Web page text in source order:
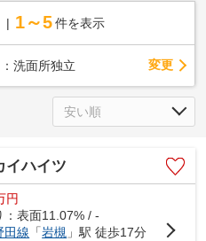
1～5 件を表示
洗面所独立 変更
イハイツ
円
：表面11.07% / -
田線 「岩槻 」駅 徒歩17分